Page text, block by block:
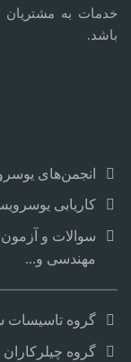
خدمات به
باشد.
انجمن‌های
کاریابی
سوالات و
مهندسی و...
گروه تاسیسات
گروه چیلرکاران